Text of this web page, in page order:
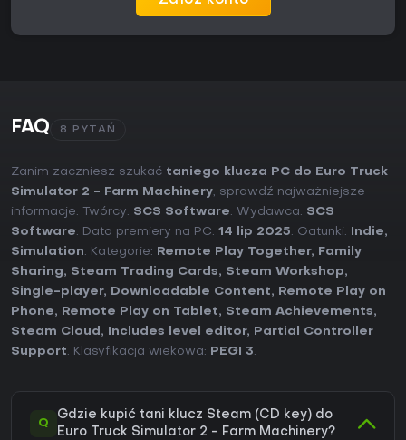
FAQ 8 PYTAŃ
Zanim zaczniesz szukać taniego klucza PC do Euro Truck
Simulator 2 - Farm Machinery, sprawdź najważniejsze
informacje. Twórcy: SCS Software. Wydawca: SCS
Software. Data premiery na PC: 14 lip 2025. Gatunki: Indie,
Simulation. Kategorie: Remote Play Together,
Family
Sharing, Steam Trading Cards, Steam Workshop,
Single-player, Downloadable Content,
Remote Play on
Phone, Remote Play on Tablet, Steam Achievements,
Steam Cloud , Includes level editor,
Partial Controller
Support. Klasyfikacja wiekowa: PEGI 3.
Q
Gdzie kupić tani klucz Steam (CD key) do
Euro Truck Simulator 2 - Farm Machinery?